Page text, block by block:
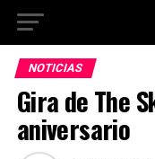
NOTICIAS
Gira de The
aniversario